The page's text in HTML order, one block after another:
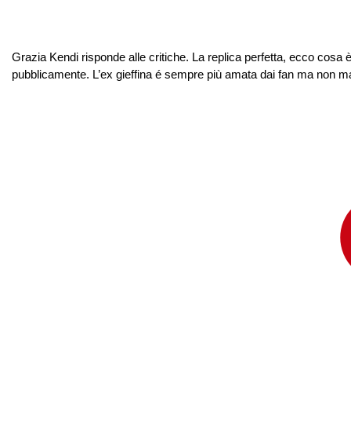
Grazia Kendi risponde alle critiche. La replica perfetta, ecco cosa
pubblicamente. L’ex gieffina é sempre più amata dai fan ma non